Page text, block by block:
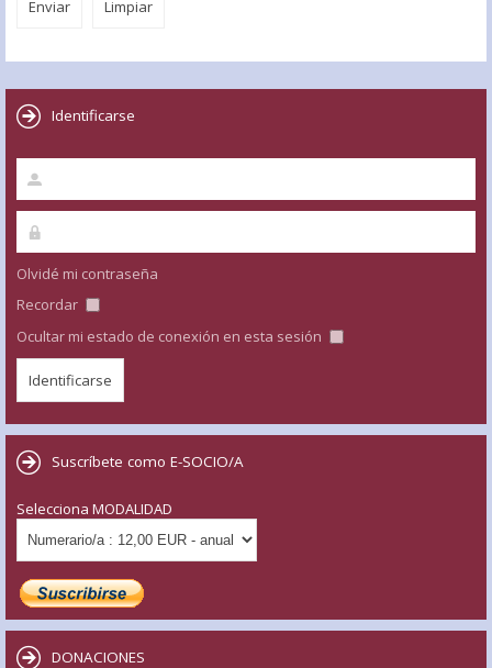
Identificarse
Olvidé mi contraseña
Recordar
Ocultar mi estado de conexión en esta sesión
Suscríbete como E-SOCIO/A
Selecciona MODALIDAD
DONACIONES